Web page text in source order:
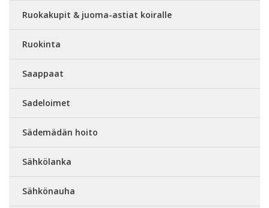
Ruokakupit & juoma-astiat koiralle
Ruokinta
Saappaat
Sadeloimet
Sädemädän hoito
Sähkölanka
Sähkönauha